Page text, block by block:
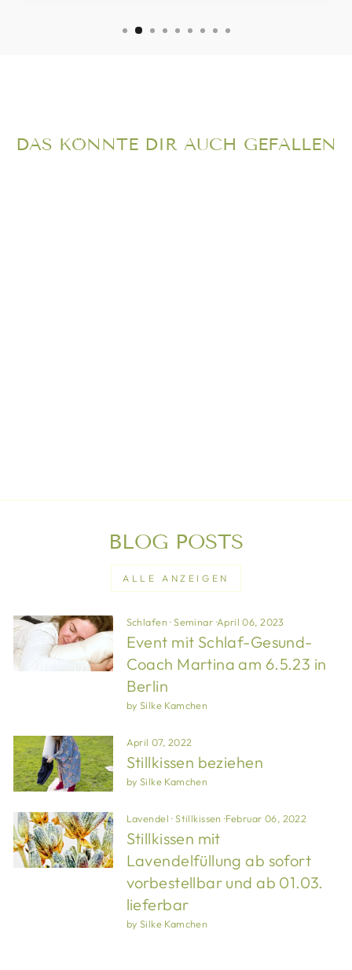
DAS KÖNNTE DIR AUCH GEFALLEN
BLOG POSTS
ALLE ANZEIGEN
Schlafen ·Seminar ·April 06, 2023
Event mit Schlaf-Gesund-
Coach Martina am 6.5.23 in
Berlin
by Silke Kamchen
April 07, 2022
Stillkissen beziehen
by Silke Kamchen
Lavendel ·Stillkissen ·Februar 06, 2022
Stillkissen mit
Lavendelfüllung ab sofort
vorbestellbar und ab 01.03.
lieferbar
by Silke Kamchen